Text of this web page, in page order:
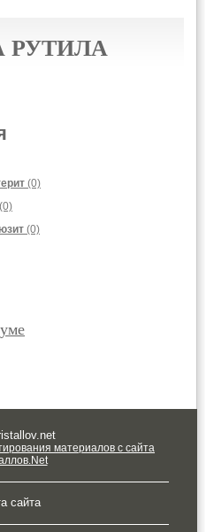
РУТИЛА
(0)
(0)
(0)
материалов с сайта
сайта